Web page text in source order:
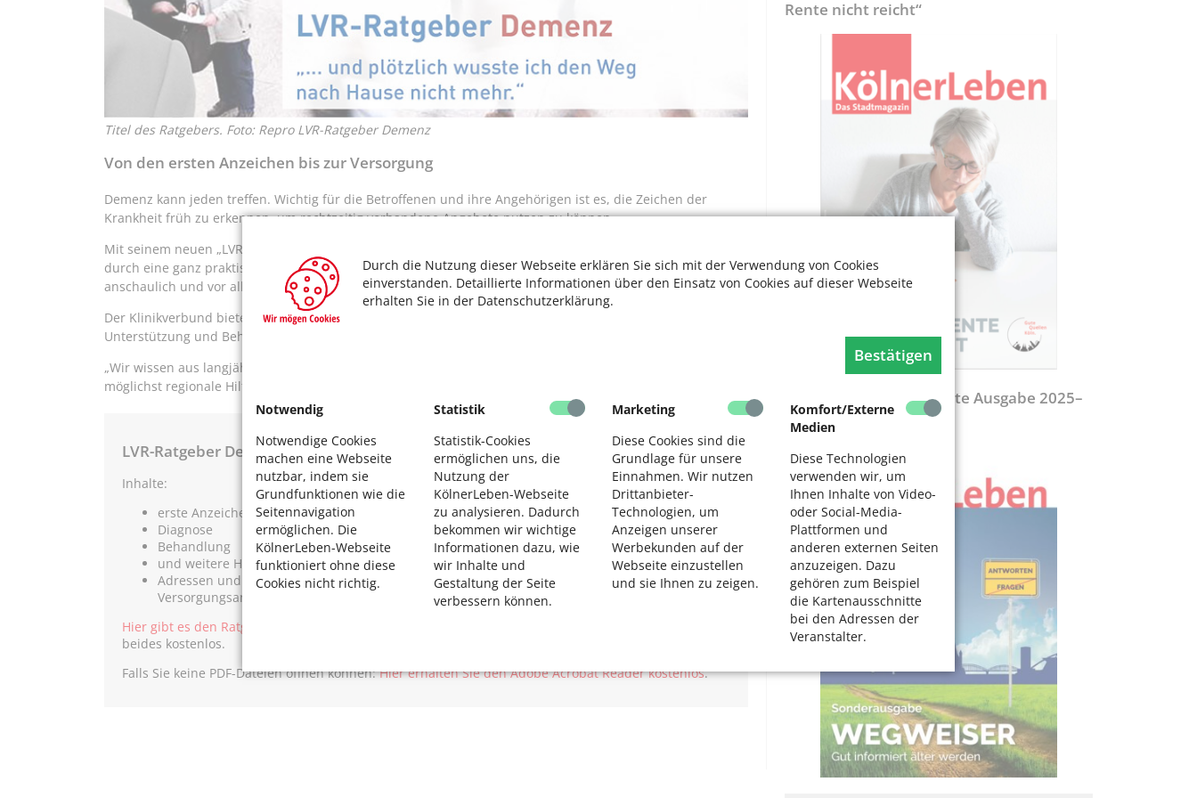
Durch die Nutzung dieser Webseite erklären Sie sich mit der Verwendung von Cookies
einverstanden. Detaillierte Informationen über den Einsatz von Cookies auf dieser Webseite
erhalten Sie in der Datenschutzerklärung.
Bestätigen
Notwendig
Notwendige Cookies
machen eine Webseite
nutzbar, indem sie
Grundfunktionen wie die
Seitennavigation
ermöglichen. Die
KölnerLeben-Webseite
funktioniert ohne diese
Cookies nicht richtig.
Statistik
Statistik-Cookies
ermöglichen uns, die
Nutzung der
KölnerLeben-Webseite
zu analysieren. Dadurch
bekommen wir wichtige
Informationen dazu, wie
wir Inhalte und
Gestaltung der Seite
verbessern können.
Marketing
Diese Cookies sind die
Grundlage für unsere
Einnahmen. Wir nutzen
Drittanbieter-
Technologien, um
Anzeigen unserer
Werbekunden auf der
Webseite einzustellen
und sie Ihnen zu zeigen.
Komfort/Externe
Medien
Diese Technologien
verwenden wir, um
Ihnen Inhalte von Video-
oder Social-Media-
Plattformen und
anderen externen Seiten
anzuzeigen. Dazu
gehören zum Beispiel
die Kartenausschnitte
bei den Adressen der
Veranstalter.
Titel des Ratgebers. Foto: Repro LVR-Ratgeber Demenz
Von den ersten Anzeichen bis zur Versorgung
Demenz kann jeden treffen. Wichtig für die Betroffenen und ihre Angehörigen ist es, die Zeichen der
Krankheit früh zu erkennen, um rechtzeitig vorhandene Angebote nutzen zu können.
Mit seinem neuen „LVR-Ratgeber Demenz“ erweitert der Landschaftsverband Rheinland seine Angebote
durch eine ganz praktische Hilfestellung für Betroffene und deren Umfeld: allgemeinverständlich,
anschaulich und vor allem mit Infos zu Angeboten und Hilfen der LVR-Kliniken Köln.
Der Klinikverbund bietet im gesamten Rheinland in seinen neun psychiatrischen Fachkliniken Beratung,
Unterstützung und Behandlung für Betroffene und deren Angehörigen an.
„Wir wissen aus langjähriger Erfahrung, wie wichtig es ist, frühzeitig umfassen zu informieren und
möglichst regionale Hilfe bereitzustellen“, betont Martina Wenzel-Jankowski vom LVR.
LVR-Ratgeber Demenz
Inhalte:
erste Anzeichen
Diagnose
Behandlung
und weitere Hilfen zum Thema Demenzerkrankungen in Ihrer Region
Adressen und Ansprechpersonen der einzelnen LVR-Kliniken und örtliche
Versorgungsangebote
Hier gibt es den Ratgeber als PDF-Dokument
beides kostenlos.
Falls Sie keine PDF-Dateien öffnen können:Hier erhalten Sie den Adobe Acrobat Reader kostenlos.
Rente nicht reicht“
Wegweiser - Aktualisierte Ausgabe 2025–
2027